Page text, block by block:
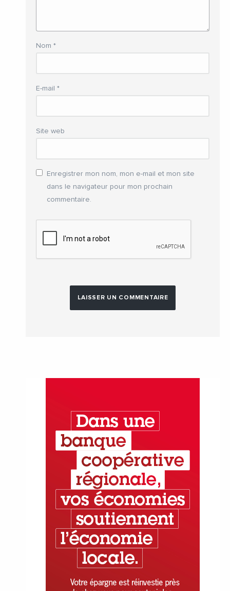
Nom *
E-mail *
Site web
Enregistrer mon nom, mon e-mail et mon site
dans le navigateur pour mon prochain
commentaire.